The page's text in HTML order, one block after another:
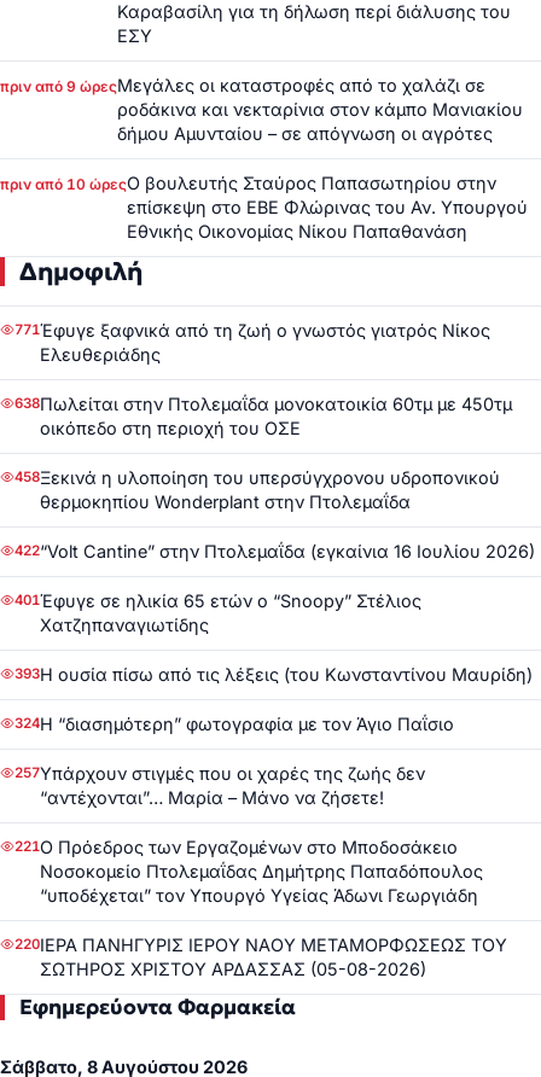
Καραβασίλη για τη δήλωση περί διάλυσης του
ΕΣΥ
πριν από 9 ώρεςΜεγάλες οι καταστροφές από το χαλάζι σε
ροδάκινα και νεκταρίνια στον κάμπο Μανιακίου
δήμου Αμυνταίου – σε απόγνωση οι αγρότες
πριν από 10 ώρεςΟ βουλευτής Σταύρος Παπασωτηρίου στην
επίσκεψη στο ΕΒΕ Φλώρινας του Αν. Υπουργού
Εθνικής Οικονομίας Νίκου Παπαθανάση
Δημοφιλή
771Έφυγε ξαφνικά από τη ζωή ο γνωστός γιατρός Νίκος
Ελευθεριάδης
638Πωλείται στην Πτολεμαΐδα μονοκατοικία 60τμ με 450τμ
οικόπεδο στη περιοχή του ΟΣΕ
458Ξεκινά η υλοποίηση του υπερσύγχρονου υδροπονικού
θερμοκηπίου Wonderplant στην Πτολεμαΐδα
422“Volt Cantine” στην Πτολεμαΐδα (εγκαίνια 16 Ιουλίου 2026)
401Έφυγε σε ηλικία 65 ετών ο “Snoopy” Στέλιος
Χατζηπαναγιωτίδης
393Η ουσία πίσω από τις λέξεις (του Κωνσταντίνου Μαυρίδη)
324Η “διασημότερη” φωτογραφία με τον Άγιο Παΐσιο
257Υπάρχουν στιγμές που οι χαρές της ζωής δεν
“αντέχονται”… Μαρία – Μάνο να ζήσετε!
221Ο Πρόεδρος των Εργαζομένων στο Μποδοσάκειο
Νοσοκομείο Πτολεμαΐδας Δημήτρης Παπαδόπουλος
“υποδέχεται” τον Υπουργό Υγείας Άδωνι Γεωργιάδη
220ΙΕΡΑ ΠΑΝΗΓΥΡΙΣ ΙΕΡΟΥ ΝΑΟΥ ΜΕΤΑΜΟΡΦΩΣΕΩΣ ΤΟΥ
ΣΩΤΗΡΟΣ ΧΡΙΣΤΟΥ ΑΡΔΑΣΣΑΣ (05-08-2026)
Εφημερεύοντα Φαρμακεία
Σάββατο, 8 Αυγούστου 2026